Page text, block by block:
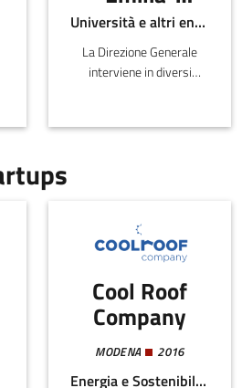
Romagna -
Direzione
Generale
della
Università e altri enti pubblici
La Direzione Generale
interviene in diversi
distributivo sul territorio
Cool Roof
Company
MODENA 2016
Energia e Sostenibilità